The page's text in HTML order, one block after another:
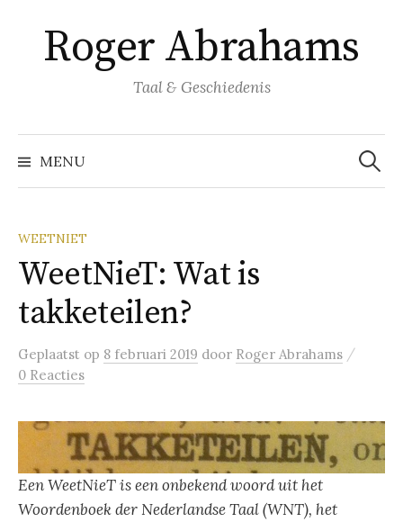
inhoud
springen
Roger Abrahams
Taal & Geschiedenis
MENU
Zoeken
naar:
WEETNIET
WeetNieT: Wat is
takketeilen?
Geplaatst op 8 februari 2019 door Roger Abrahams /
0 Reacties
Een WeetNieT is een onbekend woord uit het
Woordenboek der Nederlandse Taal (WNT), het